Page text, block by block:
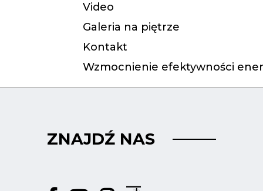
Video
Galeria na piętrze
Kontakt
Wzmocnienie efektywności
ZNAJDŹ NAS